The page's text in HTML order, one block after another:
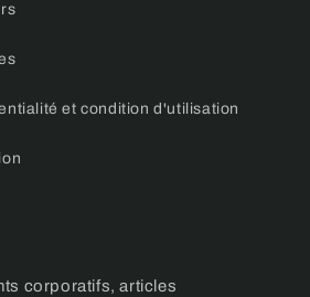
et condition d'utilisation
corporatifs, articles